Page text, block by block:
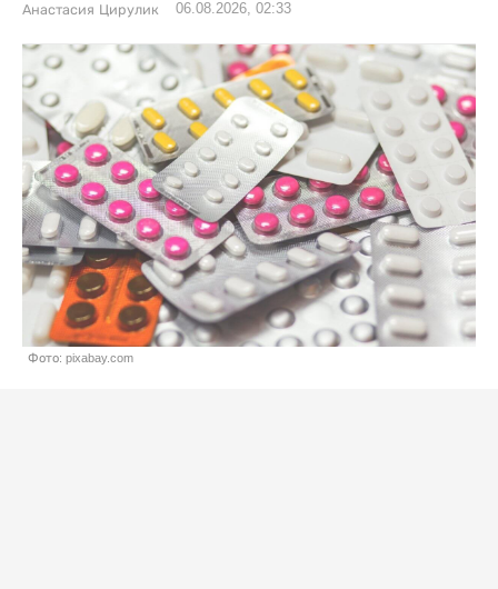
Анастасия Цирулик 06.08.2026, 02:33
Фото: pixabay.com